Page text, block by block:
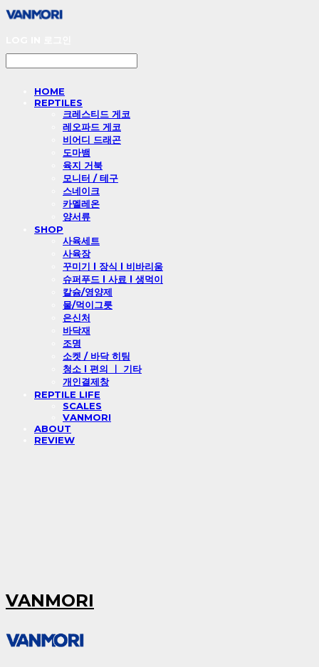
HOME
REPTILES
크레스티드 게코
레오파드 게코
비어디 드래곤
도마뱀
육지 거북
모니터 / 테구
스네이크
카멜레온
양서류
SHOP
사육세트
사육장
꾸미기 l 장식 l 비바리움
슈퍼푸드 l 사료 l 생먹이
칼슘/영양제
물/먹이그릇
은신처
바닥재
조명
소켓 / 바닥 히팅
청소 l 편의 ㅣ 기타
개인결제창
REPTILE LIFE
SCALES
VANMORI
ABOUT
REVIEW
VANMORI